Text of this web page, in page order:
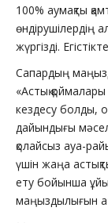
100% аумақты
өндірушілердің
жүргізді.
Сапардың
«Астық
кездесу болды,
дайындығы
қолайсыз ауа-
үшін жаңа
ету бойынша
маңыздылығын